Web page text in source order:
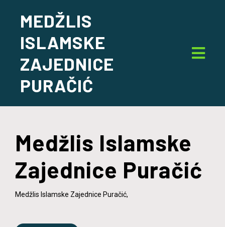
MEDŽLIS
ISLAMSKE
ZAJEDNICE
PURAČIĆ
Medžlis Islamske
Zajednice Puračić
Medžlis Islamske Zajednice Puračić,